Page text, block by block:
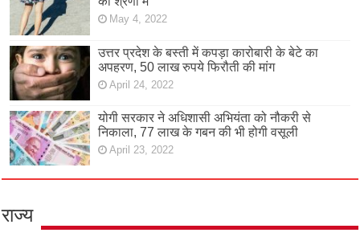
May 4, 2022
उत्तर प्रदेश के बस्ती में कपड़ा कारोबारी के बेटे का
अपहरण, 50 लाख रुपये फिरौती की मांग
April 24, 2022
योगी सरकार ने अधिशासी अभियंता को नौकरी से
निकाला, 77 लाख के गबन की भी होगी वसूली
April 23, 2022
राज्य